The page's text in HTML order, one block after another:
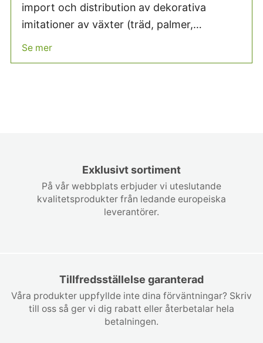
Exklusivt sortiment
På vår webbplats erbjuder vi uteslutande
kvalitetsprodukter från ledande europeiska
leverantörer.
Tillfredsställelse garanterad
Våra produkter uppfyllde inte dina förväntningar? Skriv
till oss så ger vi dig rabatt eller återbetalar hela
betalningen.
import och distribution av dekorativa
imitationer av växter (träd, palmer,
blommor) från flera stora europeiska
Se mer